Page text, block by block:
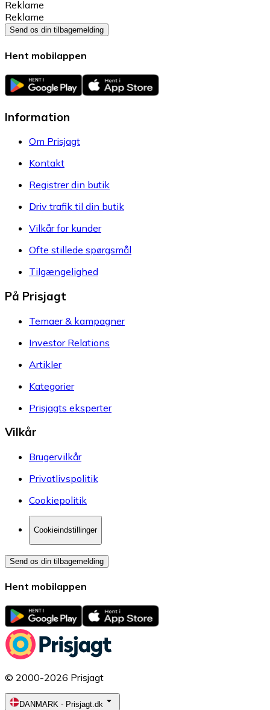
Reklame
Reklame
Send os din tilbagemelding
Hent mobilappen
Information
Om Prisjagt
Kontakt
Registrer din butik
Driv trafik til din butik
Vilkår for kunder
Ofte stillede spørgsmål
Tilgængelighed
På Prisjagt
Temaer & kampagner
Investor Relations
Artikler
Kategorier
Prisjagts eksperter
Vilkår
Brugervilkår
Privatlivspolitik
Cookiepolitik
Cookieindstillinger
Send os din tilbagemelding
Hent mobilappen
© 2000-2026 Prisjagt
DANMARK - Prisjagt.dk